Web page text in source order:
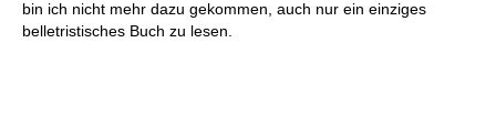
bin ich nicht mehr dazu gekommen, auch nur ein einziges
belletristisches Buch zu lesen.